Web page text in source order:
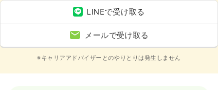
LINEで受け取る
メールで受け取る
※キャリアアドバイザーとのやりとりは発生しません